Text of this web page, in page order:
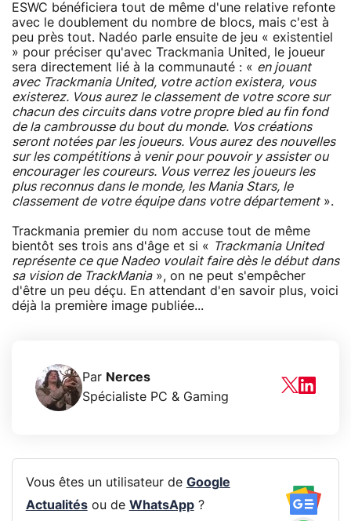
ESWC bénéficiera tout de même d'une relative refonte
avec le doublement du nombre de blocs, mais c'est à
peu près tout. Nadéo parle ensuite de jeu « existentiel
» pour préciser qu'avec Trackmania United, le joueur
sera directement lié à la communauté : « en jouant
avec Trackmania United, votre action existera, vous
existerez. Vous aurez le classement de votre score sur
chacun des circuits dans votre propre bled au fin fond
de la cambrousse du bout du monde. Vos créations
seront notées par les joueurs. Vous aurez des nouvelles
sur les compétitions à venir pour pouvoir y assister ou
encourager les coureurs. Vous verrez les joueurs les
plus reconnus dans le monde, les Mania Stars, le
classement de votre équipe dans votre département».
Trackmania premier du nom accuse tout de même
bientôt ses trois ans d'âge et si « Trackmania United
représente ce que Nadeo voulait faire dès le début dans
sa vision de TrackMania», on ne peut s'empêcher
d'être un peu déçu. En attendant d'en savoir plus, voici
déjà la première image publiée...
Par Nerces
Spécialiste PC & Gaming
Vous êtes un utilisateur de Google
Actualitésou de WhatsApp?